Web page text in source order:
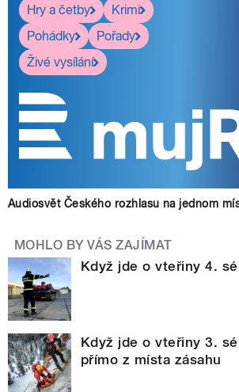
Hry a četby
Krimi
Pohádky
Pořady
Živé vysílání
Audiosvět Českého rozhlasu na jednom
MOHLO BY VÁS ZAJÍMAT
Když jde o vteřiny 4.
Když jde o vteřiny 3.
přímo z místa zásahu